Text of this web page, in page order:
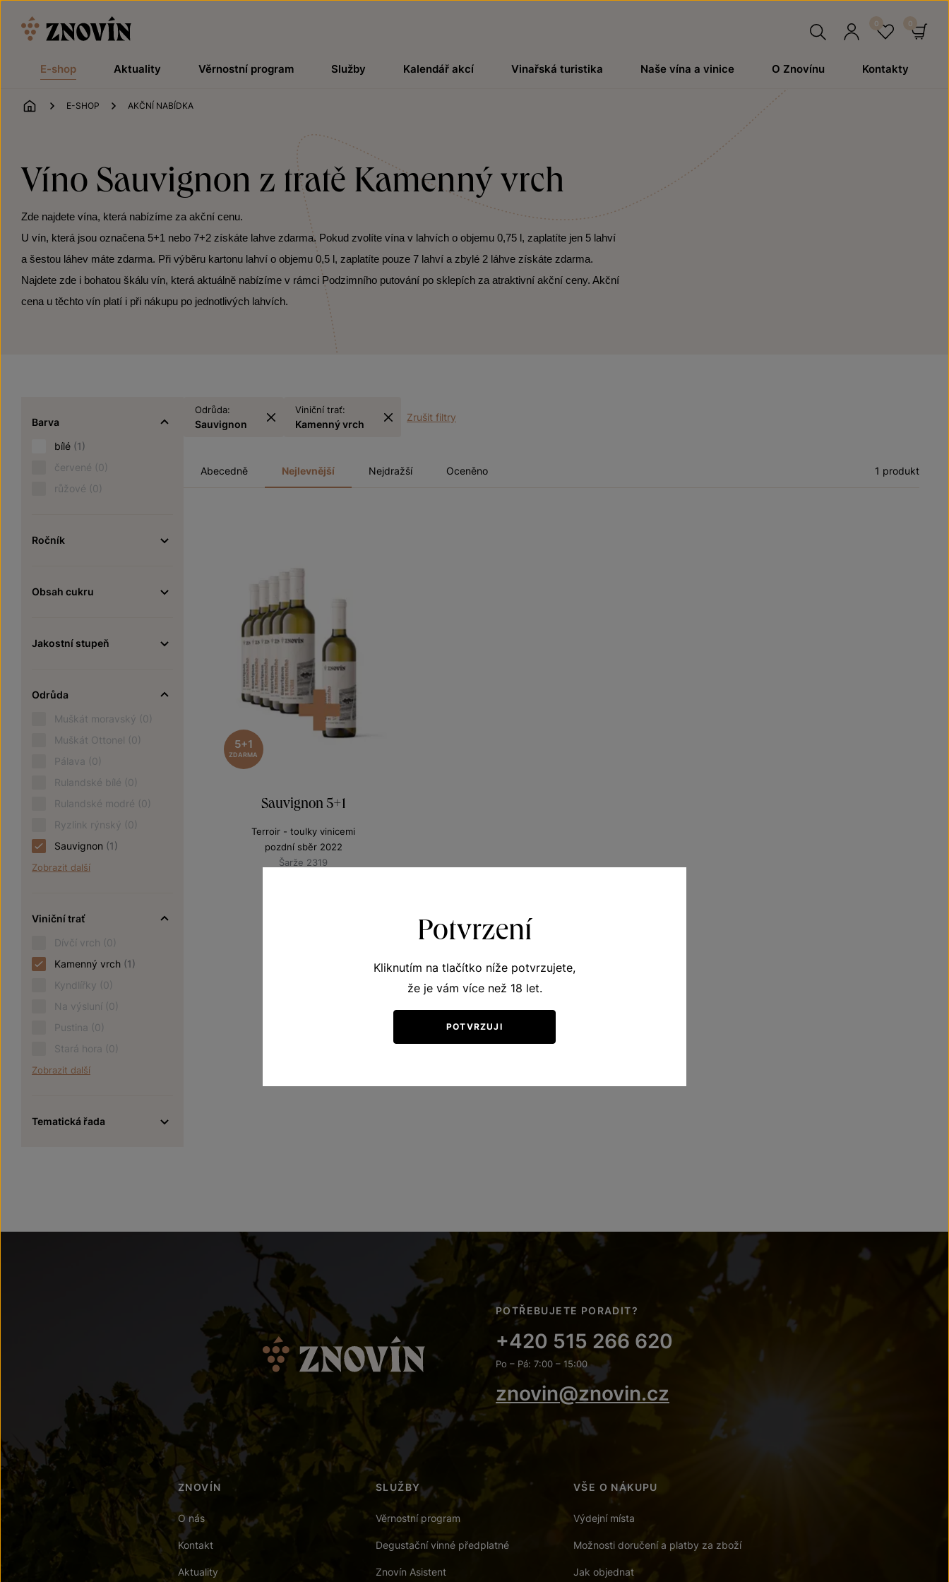
E-shop Aktuality Věrnostní program Služby Kalendář akcí Vinařská turistika Naše vína a vinice O Znovínu Kontakty
ÚVOD
E-SHOP AKČNÍ NABÍDKA
Víno Sauvignon z tratě Kamenný vrch
Zde najdete vína, která nabízíme za akční cenu.
U vín, která jsou označena 5+1 nebo 7+2 získáte lahve zdarma. Pokud zvolíte vína v lahvích o objemu 0,75 l, zaplatíte jen 5 lahví
a šestou láhev máte zdarma. Při výběru kartonu lahví o objemu 0,5 l, zaplatíte pouze 7 lahví a zbylé 2 láhve získáte zdarma.
Najdete zde i bohatou škálu vín, která aktuálně nabízíme v rámci Podzimního putování po sklepích za atraktivní akční ceny. Akční
cena u těchto vín platí i při nákupu po jednotlivých lahvích.
Barva
bílé (1)
červené (0)
růžové (0)
Ročník
Obsah cukru
Jakostní stupeň
Odrůda
Muškát moravský (0)
Muškát Ottonel (0)
Pálava (0)
Rulandské bílé (0)
Rulandské modré (0)
Ryzlink rýnský (0)
Sauvignon (1)
Zobrazit další
Viniční trať
Dívčí vrch (0)
Kamenný vrch (1)
Kyndlířky (0)
Na výsluní (0)
Pustina (0)
Stará hora (0)
Zobrazit další
Tematická řada
Odrůda:
Sauvignon
Viniční trať:
Kamenný vrch
Zrušit filtry
Abecedně Nejlevnější Nejdražší Oceněno 1 produkt
5+1
ZDARMA
Sauvignon 5+1
Terroir - toulky vinicemi
pozdní sběr 2022
Šarže 2319
POTŘEBUJETE PORADIT?
+420 515 266 620
Po – Pá: 7:00 – 15:00
znovin@znovin.cz
ZNOVÍN
O nás
Kontakt
Aktuality
SLUŽBY
Věrnostní program
Degustační vinné předplatné
Znovín Asistent
VŠE O NÁKUPU
Výdejní místa
Možnosti doručení a platby za zboží
Jak objednat
Potvrzení
Kliknutím na tlačítko níže potvrzujete,
že je vám více než 18 let.
POTVRZUJI